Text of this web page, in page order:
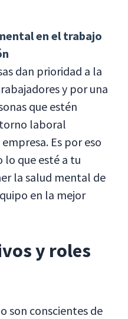
en el trabajo
dan prioridad a la
y por una
que estén
laboral
Es por eso
lo que esté a tu
la salud mental de
en la mejor
y roles
son conscientes de